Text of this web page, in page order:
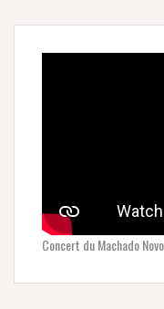
Concert du Machado